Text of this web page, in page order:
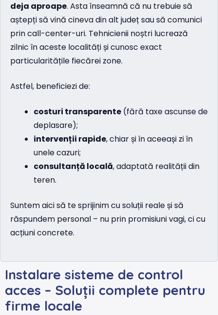
deja aproape. Asta înseamnă că nu trebuie să
aștepți să vină cineva din alt județ sau să comunici
prin call-center-uri. Tehnicienii noștri lucrează
zilnic în aceste localități și cunosc exact
particularitățile fiecărei zone.
Astfel, beneficiezi de:
costuri transparente (fără taxe ascunse de
deplasare);
intervenții rapide, chiar și în aceeași zi în
unele cazuri;
consultanță locală, adaptată realității din
teren.
Suntem aici să te sprijinim cu soluții reale și să
răspundem personal – nu prin promisiuni vagi, ci cu
acțiuni concrete.
Instalare sisteme de control
acces – Soluții complete pentru
firme locale